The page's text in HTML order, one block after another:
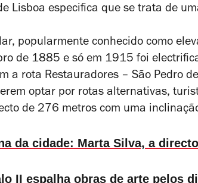
Lisboa especifica que se trata de
popularmente conhecido como
de 1885 e só em 1915 foi
a rota Restauradores – São Pedro
optar por rotas alternativas,
de 276 metros com uma
da cidade: Marta Silva, a
II espalha obras de arte pelos